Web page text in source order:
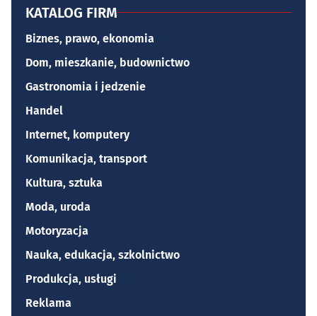
KATALOG FIRM
Biznes, prawo, ekonomia
Dom, mieszkanie, budownictwo
Gastronomia i jedzenie
Handel
Internet, komputery
Komunikacja, transport
Kultura, sztuka
Moda, uroda
Motoryzacja
Nauka, edukacja, szkolnictwo
Produkcja, usługi
Reklama